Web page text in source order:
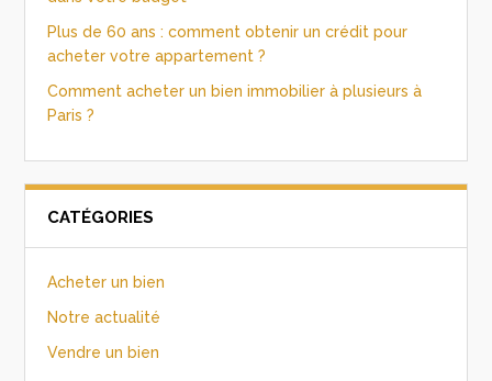
Plus de 60 ans : comment obtenir un crédit pour
acheter votre appartement ?
Comment acheter un bien immobilier à plusieurs à
Paris ?
CATÉGORIES
Acheter un bien
Notre actualité
Vendre un bien